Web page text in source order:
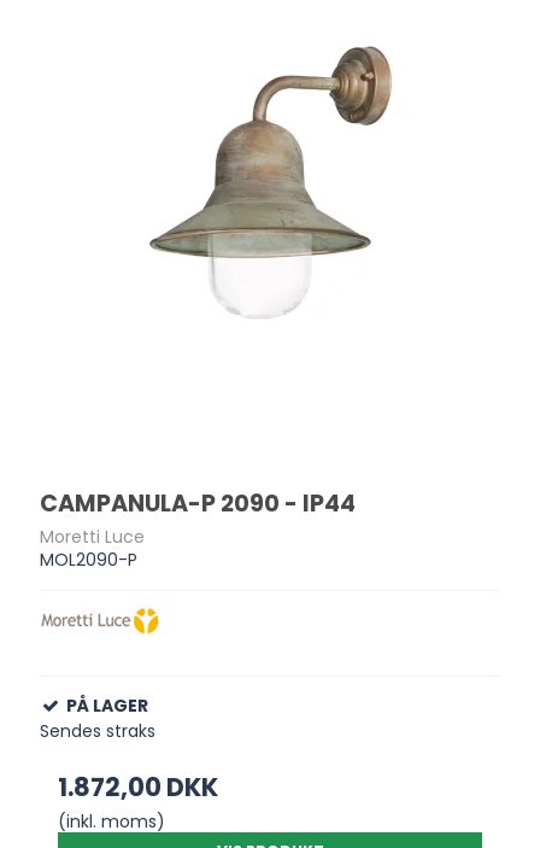
CAMPANULA-P 2090 - IP44
Moretti Luce
MOL2090-P
PÅ LAGER
Sendes straks
1.872,00 DKK
(inkl. moms)